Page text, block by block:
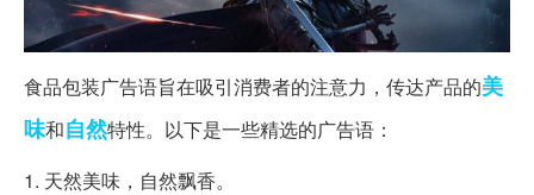
食品包装广告语旨在吸引消费者的注意力，传达产品的美
味和自然特性。以下是一些精选的广告语：
1. 天然美味，自然飘香。